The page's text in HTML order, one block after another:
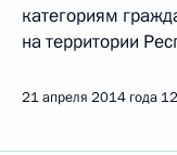
категориям
на территории
21 апреля 2014 года